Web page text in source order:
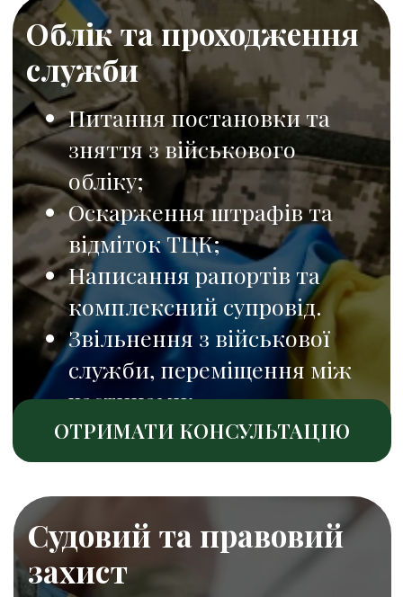
ОТРИМАТИ КОНСУЛЬТАЦІЮ
Виплати та соціальні
гарантії
Грошове забезпечення та
бойові виплати
Виплати на лікування й
відпустки
Статус УБД та пільги
Допомога сім’ям (зниклі,
полонені, загиблі)
ОТРИМАТИ КОНСУЛЬТАЦІЮ